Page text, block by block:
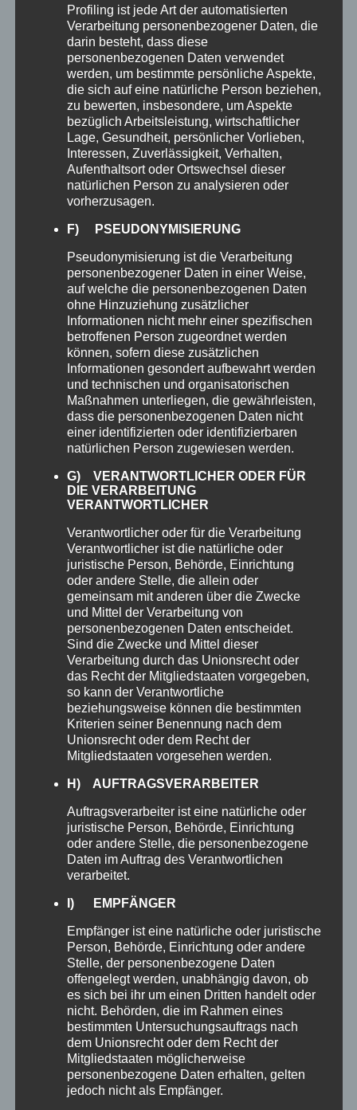
EXCEL365
Erstellen Sie Tabellen und nutzen Sie
leistungsstarke Formeln für Ihre
Berechnungen.
EXCHANGE365
Arbeiten Sie effizienter mit intelligenten E-
Mail- und Kalenderfunktionen für
Unternehmen.
TEAMS 365
Halten Sie Ihr ganzes Team mit kostenlosen
Besprechungen sowie Audio- und
Videoanrufen auf dem neuesten Stand
ONEDRIVE 365
Dateien öffnen, bearbeiten und teilen. All
dies jetzt von unterwegs auf dem Gerät
SHAREPOINT365
Profiling ist jede Art der automatisierten
Verarbeitung personenbezogener Daten, die
darin besteht, dass diese
personenbezogenen Daten verwendet
werden, um bestimmte persönliche Aspekte,
die sich auf eine natürliche Person beziehen,
zu bewerten, insbesondere, um Aspekte
bezüglich Arbeitsleistung, wirtschaftlicher
Lage, Gesundheit, persönlicher Vorlieben,
Interessen, Zuverlässigkeit, Verhalten,
Aufenthaltsort oder Ortswechsel dieser
natürlichen Person zu analysieren oder
vorherzusagen.
F) PSEUDONYMISIERUNG
Pseudonymisierung ist die Verarbeitung
personenbezogener Daten in einer Weise,
auf welche die personenbezogenen Daten
ohne Hinzuziehung zusätzlicher
Informationen nicht mehr einer spezifischen
betroffenen Person zugeordnet werden
können, sofern diese zusätzlichen
Informationen gesondert aufbewahrt werden
und technischen und organisatorischen
Maßnahmen unterliegen, die gewährleisten,
dass die personenbezogenen Daten nicht
einer identifizierten oder identifizierbaren
natürlichen Person zugewiesen werden.
G) VERANTWORTLICHER ODER FÜR
DIE VERARBEITUNG
VERANTWORTLICHER
Verantwortlicher oder für die Verarbeitung
Verantwortlicher ist die natürliche oder
juristische Person, Behörde, Einrichtung
oder andere Stelle, die allein oder
gemeinsam mit anderen über die Zwecke
und Mittel der Verarbeitung von
personenbezogenen Daten entscheidet.
Sind die Zwecke und Mittel dieser
Verarbeitung durch das Unionsrecht oder
das Recht der Mitgliedstaaten vorgegeben,
so kann der Verantwortliche
beziehungsweise können die bestimmten
Kriterien seiner Benennung nach dem
Unionsrecht oder dem Recht der
Mitgliedstaaten vorgesehen werden.
H) AUFTRAGSVERARBEITER
Auftragsverarbeiter ist eine natürliche oder
juristische Person, Behörde, Einrichtung
oder andere Stelle, die personenbezogene
Daten im Auftrag des Verantwortlichen
verarbeitet.
I) EMPFÄNGER
Empfänger ist eine natürliche oder juristische
Person, Behörde, Einrichtung oder andere
Stelle, der personenbezogene Daten
offengelegt werden, unabhängig davon, ob
es sich bei ihr um einen Dritten handelt oder
nicht. Behörden, die im Rahmen eines
bestimmten Untersuchungsauftrags nach
dem Unionsrecht oder dem Recht der
Mitgliedstaaten möglicherweise
personenbezogene Daten erhalten, gelten
jedoch nicht als Empfänger.